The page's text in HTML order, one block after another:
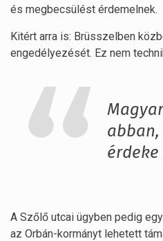
és megbecsülést érdemelnek.
Kitért arra is: Brüsszelben
engedélyezését. Ez nem
abban,
érdeke
A Szőlő utcai ügyben pedig
az Orbán-kormányt lehetett